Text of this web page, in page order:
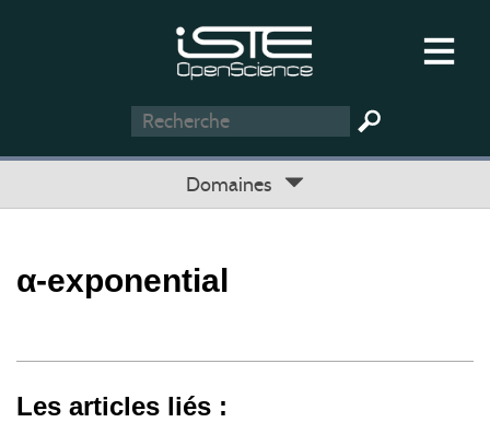
Domaines
α-exponential
Les articles liés :